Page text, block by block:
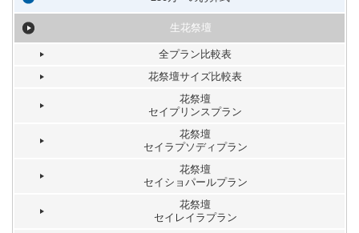
生花祭壇
全プラン比較表
花祭壇サイズ比較表
花祭壇
セイプリンスプラン
花祭壇
セイラプソディプラン
花祭壇
セイショパールプラン
花祭壇
セイレイラプラン